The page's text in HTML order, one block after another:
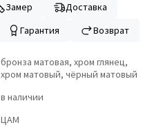
Замер
Доставка
Гарантия Возврат
бронза матовая, хром глянец,
хром матовый, чёрный матовый
в наличии
ЦАМ